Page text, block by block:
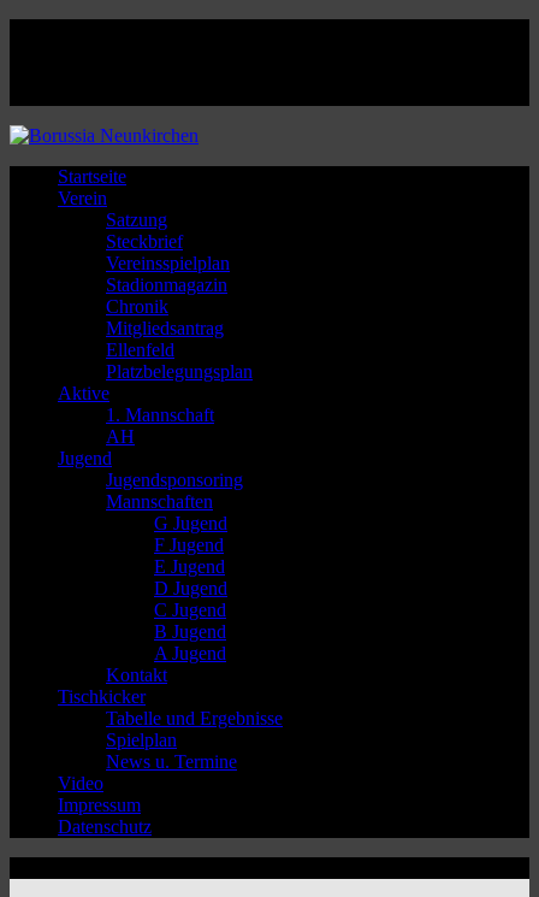
Startseite
Verein
Satzung
Steckbrief
Vereinsspielplan
Stadionmagazin
Chronik
Mitgliedsantrag
Ellenfeld
Platzbelegungsplan
Aktive
1. Mannschaft
AH
Jugend
Jugendsponsoring
Mannschaften
G Jugend
F Jugend
E Jugend
D Jugend
C Jugend
B Jugend
A Jugend
Kontakt
Tischkicker
Tabelle und Ergebnisse
Spielplan
News u. Termine
Video
Impressum
Datenschutz